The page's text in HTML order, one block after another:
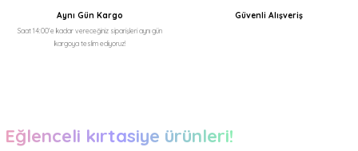
Aynı Gün Kargo
Saat 14:00'e kadar vereceğiniz siparişleri aynı gün
kargoya teslim ediyoruz!
Güvenli Alışveriş
Eğlenceli kırtasiye ürünleri!